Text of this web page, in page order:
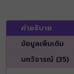
คำอธิบาย
ข้อมูลเพิ่มเติม
บทวิจารณ์ (35)